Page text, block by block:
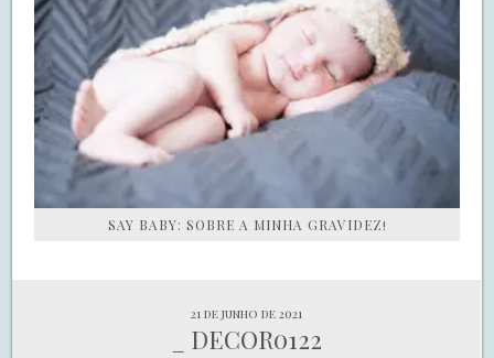
SAY BABY: SOBRE A MINHA GRAVIDEZ!
21 de junho de 2021
_ DECOR0122